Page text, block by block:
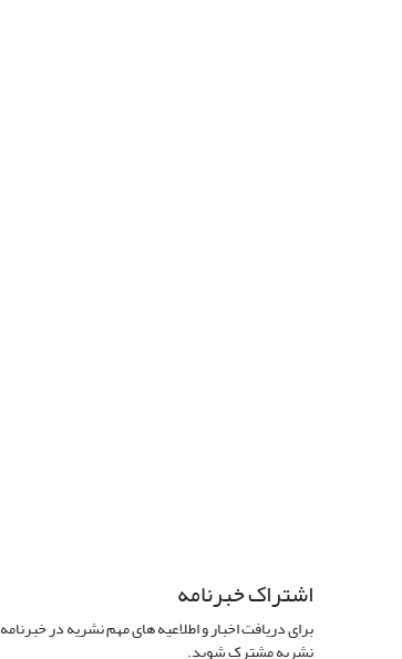
اشتراک خبرنامه
برای دریافت اخبار و اطلاعیه های مهم نشریه در خبرنامه
نشریه مشترک شوید.